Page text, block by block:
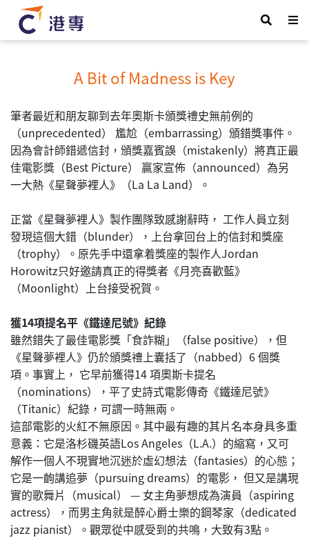
A Bit of Madness is Key
筆者最近和朋友聊到去年奧斯卡頒獎禮史無前例的
（unprecedented） 尷尬（embarrassing）頒錯獎事件。
因為會計師錯遞信封，頒獎嘉賓誤（mistakenly）將真正最
佳電影獎（Best Picture） 贏家宣佈（announced）為另
一大熱《星聲夢裡人》（La La Land）。
正當《星聲夢裡人》製作團隊致感謝辭時， 工作人員立刻
發現這個大錯（blunder），上台拿回台上的信封和獎座
（trophy）。原先手中還拿着獎座的製作人Jordan
Horowitz只好邀請真正的得獎者《月亮喜歡藍》
（Moonlight）上台接受祝賀。
獲14項提名平《鐵達尼號》紀錄
雖然錯失了最佳電影獎「食詐糊」（false positive），但
《星聲夢裡人》仍於頒獎禮上囊括了（nabbed）6 個獎
項。事實上， 它早前獲得14 項奧斯卡提名
（nominations），平了史詩式電影傳奇《鐵達尼號》
（Titanic）紀錄，可謂一時無兩。
這部電影的火紅不無原因。其中最有趣的其片名本身具多重
意義：它是洛杉磯英語Los Angeles（L.A.）的縮寫，又可
解作一個人不現實地沉迷於虛幻想法（fantasies）的心態；
它是一齣講追夢（pursuing dreams）的電影， 但又是講現
實的歌舞片（musical） — 女主角夢想成為演員（aspiring
actress），而男主角就是醉心爵士樂的鋼琴家（dedicated
jazz pianist）。觀眾從中感受到的共鳴，大致有3點。